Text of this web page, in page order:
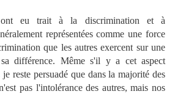
eu trait à la discrimination et à
représentées comme une force
que les autres exercent sur une
différence. Même s'il y a cet aspect
je reste persuadé que dans la majorité des
pas l'intolérance des autres, mais nos